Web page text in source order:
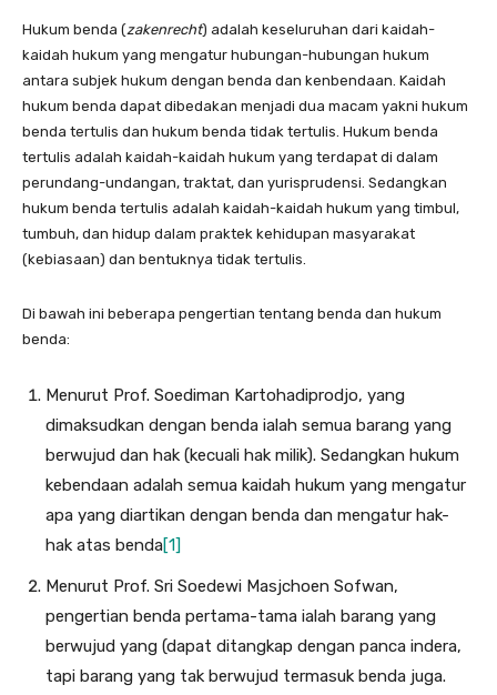
Hukum benda (zakenrecht) adalah keseluruhan dari kaidah-
kaidah hukum yang mengatur hubungan-hubungan hukum
antara subjek hukum dengan benda dan kenbendaan. Kaidah
hukum benda dapat dibedakan menjadi dua macam yakni hukum
benda tertulis dan hukum benda tidak tertulis. Hukum benda
tertulis adalah kaidah-kaidah hukum yang terdapat di dalam
perundang-undangan, traktat, dan yurisprudensi. Sedangkan
hukum benda tertulis adalah kaidah-kaidah hukum yang timbul,
tumbuh, dan hidup dalam praktek kehidupan masyarakat
(kebiasaan) dan bentuknya tidak tertulis.
Di bawah ini beberapa pengertian tentang benda dan hukum
benda:
Menurut Prof. Soediman Kartohadiprodjo, yang
dimaksudkan dengan benda ialah semua barang yang
berwujud dan hak (ke­cuali hak milik). Sedangkan hukum
kebendaan adalah semua kaidah hukum yang mengatur
apa yang diartikan dengan benda dan mengatur hak-
hak atas benda[1]
Menurut Prof. Sri Soedewi Masjchoen Sofwan,
pengertian benda pertama-tama ialah barang yang
berwujud yang (dapat ditangkap dengan panca indera,
tapi barang yang tak ber­wujud termasuk benda juga.